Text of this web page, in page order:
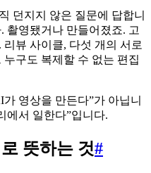
던지지 않은 질문에 답합니
촬영됐거나 만들어졌죠. 고
뷰 사이클, 다섯 개의 서로
구도 복제할 수 없는 편집
영상을 만든다”가 아닙니
에서 일한다”입니다.
뜻하는 것#